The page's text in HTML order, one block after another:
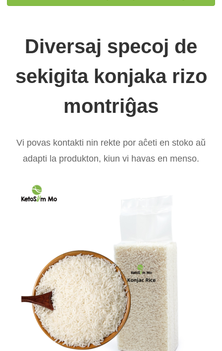
Diversaj specoj de
sekigita konjaka rizo
montriĝas
Vi povas kontakti nin rekte por aĉeti en stoko aŭ
adapti la produkton, kiun vi havas en menso.